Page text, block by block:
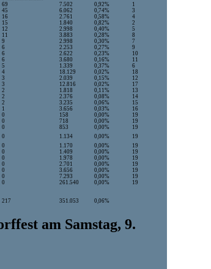
69 7.502 0,92%
1
45 6.062 0,74%
3
16 2.761 0,58%
4
15 1.840 0,82%
2
12 2.998 0,40%
5
11 3.883 0,28%
8
9 2.998 0,30%
7
6 2.253 0,27%
9
6 2.622 0,23%
10
6 3.680 0,16%
11
5 1.339 0,37%
6
4 18.129 0,02%
18
3 2.039 0,15%
12
3 12.816 0,02%
17
2 1.818 0,11%
13
2 2.376 0,08%
14
2 3.235 0,06%
15
1 3.656 0,03%
16
0 158 0,00%
19
0 718 0,00%
19
0 853 0,00%
19
0 1.134 0,00%
19
0 1.170 0,00%
19
0 1.409 0,00%
19
0 1.978 0,00%
19
0 2.701 0,00%
19
0 3.656 0,00%
19
0 7.293 0,00%
19
0 261.540 0,00% 19
217 351.053 0,06%
am Samstag, 9.